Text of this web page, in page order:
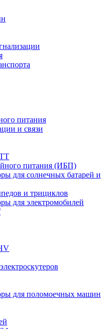
питания
и связи
питания (ИБП)
для солнечных батарей и
и трициклов
для электромобилей
для поломоечных машин